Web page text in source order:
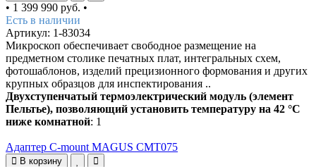
• 1 399 990 руб. •
Есть в наличии
Артикул: 1-83034
Микроскоп обеспечивает свободное размещение на
предметном столике печатных плат, интегральных схем,
фотошаблонов, изделий прецизионного формования и других
крупных образцов для инспектирования ..
Двухступенчатый термоэлектрический модуль (элемент
Пельтье), позволяющий установить температуру на 42 °C
ниже комнатной: 1
Адаптер C-mount MAGUS CMT075
В корзину